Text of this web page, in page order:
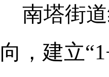
南塔街
向，建立